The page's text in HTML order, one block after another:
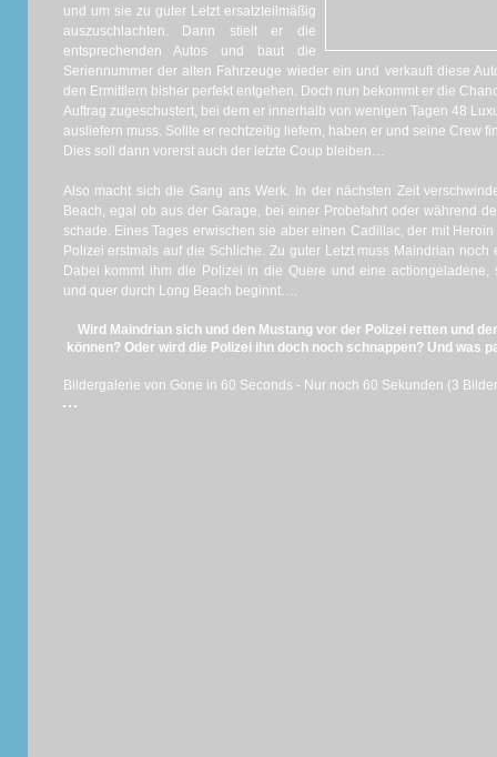
und um sie zu guter Letzt ersatzteilmäßig
auszuschlachten. Dann stielt er die
entsprechenden Autos und baut die
Seriennummer der alten Fahrzeuge wieder ein und verkauft diese
den Ermittlern bisher perfekt entgehen. Doch nun bekommt er die
Auftrag zugeschustert, bei dem er innerhalb von wenigen Tagen 48
ausliefern muss. Sollte er rechtzeitig liefern, haben er und seine Crew
Dies soll dann vorerst auch der letzte Coup bleiben…
Also macht sich die Gang ans Werk. In der nächsten Zeit
Beach, egal ob aus der Garage, bei einer Probefahrt oder während
schade. Eines Tages erwischen sie aber einen Cadillac, der mit
Polizei erstmals auf die Schliche. Zu guter Letzt muss Maindrian
Dabei kommt ihm die Polizei in die Quere und eine actiongeladene,
und quer durch Long Beach beginnt….
Wird Maindrian sich und den Mustang vor der Polizei retten und
können? Oder wird die Polizei ihn doch noch schnappen? Und was
Bildergalerie von Gone in 60 Seconds - Nur noch 60 Sekunden (3